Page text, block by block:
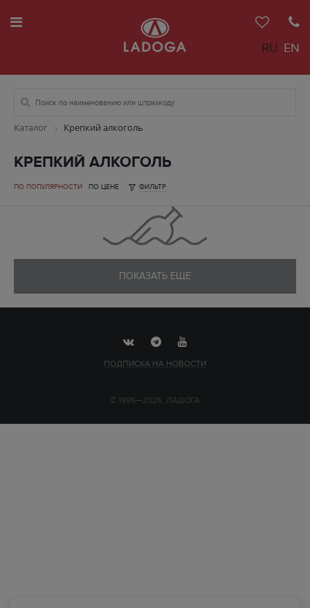
RU EN
Каталог Крепкий алкоголь
КРЕПКИЙ АЛКОГОЛЬ
ПО ПОПУЛЯРНОСТИ ПО ЦЕНЕ ФИЛЬТР
ПОКАЗАТЬ ЕЩЕ
ПОДПИСКА НА НОВОСТИ
© 1995—2026, ЛАДОГА